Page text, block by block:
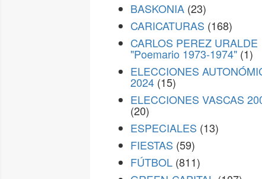
BASKONIA (23)
CARICATURAS (168)
CARLOS PEREZ URALDE
"Poemario 1973-1974" (1)
ELECCIONES
2024 (15)
ELECCIONES VASCAS
(20)
ESPECIALES (13)
FIESTAS (59)
FÚTBOL (811)